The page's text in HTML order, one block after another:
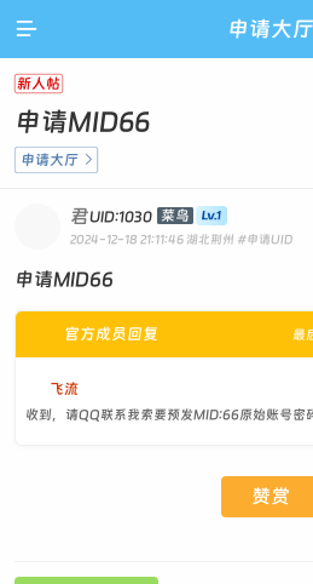
 申请大厅
新人帖
申请MID66
申请大厅 
君UID:1030 菜鸟
2024-12-18 21:11:46 湖北荆州 #申请UID
申请MID66
最
官方成员回复
飞流
收到，请QQ联系我索要预发MID:66原始账号密
赞赏